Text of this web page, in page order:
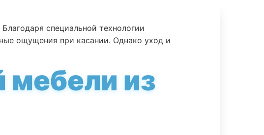
специальной технологии
ощущения при касании. Однако уход и
мебели из